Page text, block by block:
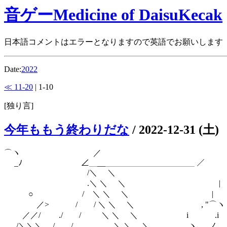
音ゲーMedicine of DaisuKecak
日本語コメントはエラーとなりますので英語でお願いします
Date:2022
≪ 11-20 | 1-10
[独り言]
今年ももう終わりだな / 2022-12-31 (土)
⌒ヽ ／
_ﾉ ∠＿__＿＿＿＿＿＿＿＿＿
/＼ ＼
.＼ ＼ ＼ |
○ / ＼ ＼ ＼ |
／> / / ＼ ＼ ＼ ,
／／/ ./ / ＼ ＼ ＼ i